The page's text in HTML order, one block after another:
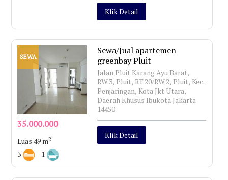
Klik Detail
SEWA
35.000.000
Luas 49 m2
3 1
Sewa/Jual apartemen
greenbay Pluit
Jalan Pluit Karang Ayu Barat,
RW.3, Pluit, RT.20/RW.2, Pluit, Kec.
Penjaringan, Kota Jkt Utara,
Daerah Khusus Ibukota Jakarta
14450
Klik Detail